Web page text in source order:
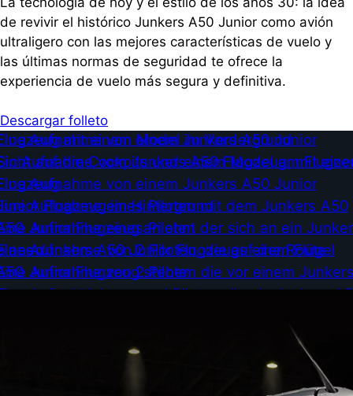
de revivir el histórico Junkers A50 Junior como avión
ultraligero con las mejores características de vuelo y
las últimas normas de seguridad te ofrece la
experiencia de vuelo más segura y definitiva.
Descargar folleto